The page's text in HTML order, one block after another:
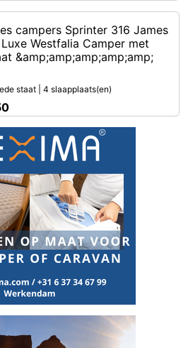
campers Sprinter 316 James
Westfalia Camper met
&amp;amp;amp;amp;amp;
staat | 4 slaapplaats(en)